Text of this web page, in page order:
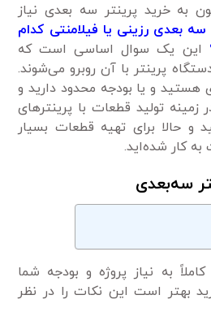
به خرید پرینتر سه بعدی نیاز
سه بعدی رزینی یا فیلامنتی کدام
این یک سوال اساسی است که
پرینتر با آن روبرو می‌شوند.
هستید و یا بودجه محدود دارید و
تولید قطعات با پرینترهای
و حالا برای تهیه قطعات بسیار
به کار شده‌اید.
سه‌بعدی
به نیاز پروژه و بودجه شما
بهتر است این نکات را در نظر